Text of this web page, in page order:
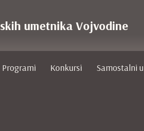
umetnika Vojvodine
Programi Konkursi Samostalni